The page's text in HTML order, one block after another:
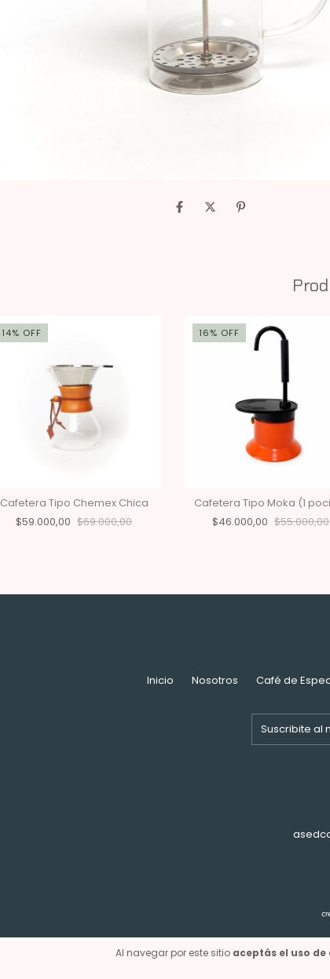
Al navegar por este sitio aceptás el uso de
14% OFF
Cafetera Tipo Chemex Chica
$59.000,00 $69.000,00
16% OFF
Cafetera Tipo Moka (1
$46.000,00 $55.000,00
Inicio Nosotros Café de
Copyright ASEDCOFFEE -
Defensa de las y los consumidores.